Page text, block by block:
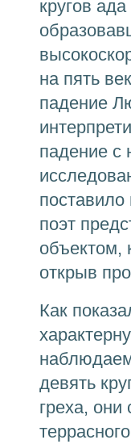
кругов
на пять
падение
падение с
поэт
объектом,
открыв
Как
девять
греха, они